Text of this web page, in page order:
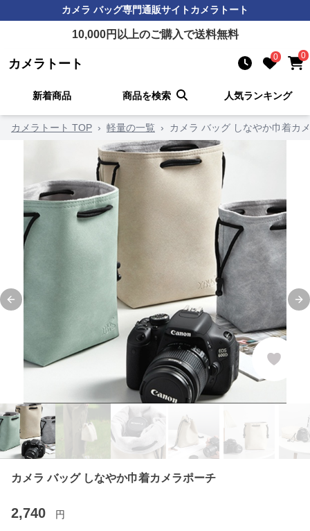
カメラ バッグ専門通販サイトカメラトート
10,000円以上のご購入で送料無料
カメラトート 0 0
新着商品 商品を検索 人気ランキング
カメラトート TOP › 軽量の一覧 › カメラ バッグ しなやか巾着カ
Previous slide
カメラ バッグ しなやか巾着カメラポーチ
2,740 円